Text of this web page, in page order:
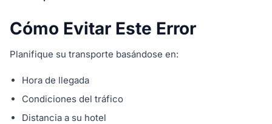
Cómo Evitar Este Error
Planifique su transporte basándose en:
Hora de llegada
Condiciones del tráfico
Distancia a su hotel